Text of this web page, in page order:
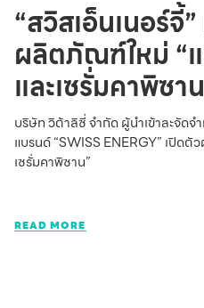
“สวิสเอ็นเนอร์จี้
ผลิตภัณฑ์ใหม่ “
และเซรั่มคาพิซา
บริษัท วิต้าลิซี่ จำกัด ผู้นำเข้าละจัดจ
แบรนด์ “SWISS ENERGY” เปิด
เซรั่มคาพิซาน”
READ MORE